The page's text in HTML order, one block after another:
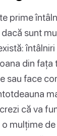
prime
sunt
din fața
sau face
că va
mulțime